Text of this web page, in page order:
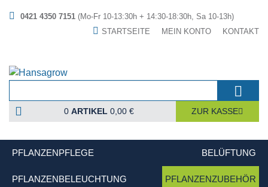
0421 4350 7151 (Mo-Fr 10-13:30h + 14:30-18:30h, Sa 10-13h)
STARTSEITE
MEIN KONTO KONTAKT
0 ARTIKEL 0,00 € ZUR KASSE
PFLANZENPFLEGE BELÜFTUNG
PFLANZENBELEUCHTUNG PFLANZENZUBEHÖR